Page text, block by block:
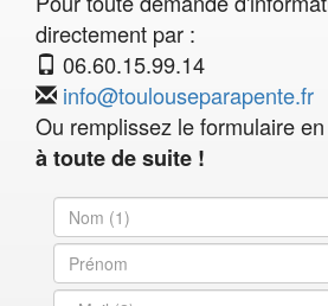
directement par :
06.60.15.99.14
info@toulouseparapente.fr
Ou remplissez le formulaire
à toute de suite !